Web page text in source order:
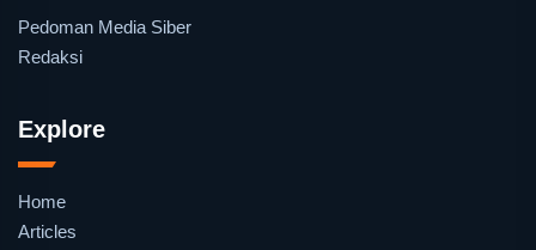
Pedoman Media Siber
Redaksi
Explore
Home
Articles